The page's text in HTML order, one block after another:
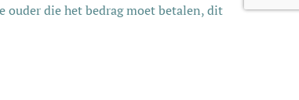
ouder die het bedrag moet betalen, dit